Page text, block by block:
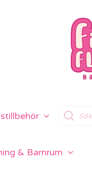
Products
search
& Barnrum